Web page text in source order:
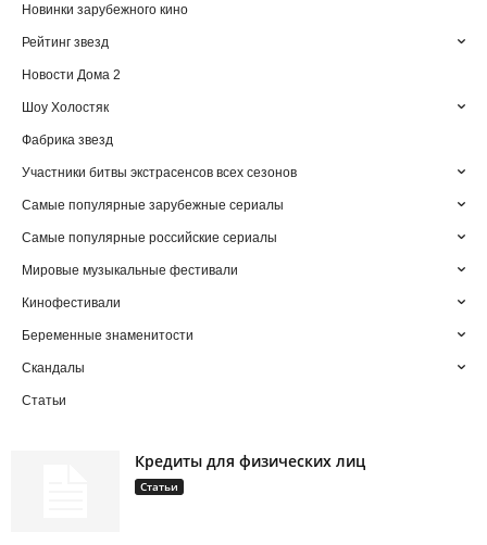
Новинки зарубежного кино
Рейтинг звезд
Новости Дома 2
Шоу Холостяк
Фабрика звезд
Участники битвы экстрасенсов всех сезонов
Самые популярные зарубежные сериалы
Самые популярные российские сериалы
Мировые музыкальные фестивали
Кинофестивали
Беременные знаменитости
Скандалы
Статьи
Кредиты для физических лиц
Статьи